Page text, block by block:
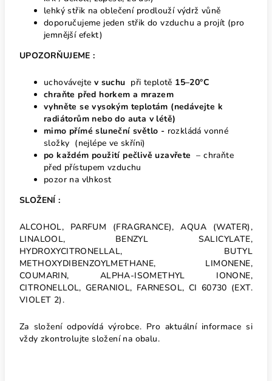
lehký střik na oblečení prodlouží výdrž vůně
doporučujeme jeden střik do vzduchu a projít (pro
jemnější efekt)
UPOZORŇUJEME :
uchovávejte v suchu při teplotě 15–20°C
chraňte před horkem a mrazem
vyhněte se vysokým teplotám (nedávejte k
radiátorům nebo do auta v létě)
mimo přímé sluneční světlo - rozkládá vonné
složky (nejlépe ve skříni)
po každém použití pečlivě uzavřete – chraňte
před přístupem vzduchu
pozor na vlhkost
SLOŽENÍ :
ALCOHOL, PARFUM (FRAGRANCE), AQUA (WATER),
LINALOOL, BENZYL SALICYLATE,
HYDROXYCITRONELLAL, BUTYL
METHOXYDIBENZOYLMETHANE, LIMONENE,
COUMARIN, ALPHA-ISOMETHYL IONONE,
CITRONELLOL, GERANIOL, FARNESOL, CI 60730 (EXT.
VIOLET 2).
Za složení odpovídá výrobce. Pro aktuální informace si
vždy zkontrolujte složení na obalu.